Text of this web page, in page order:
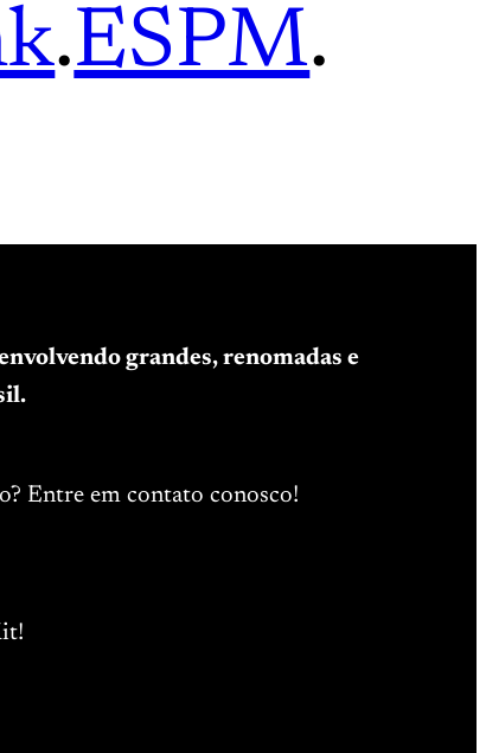
.ESPM.
grandes, renomadas e
Entre em contato conosco!